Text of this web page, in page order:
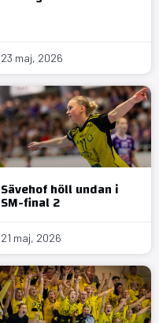
23 maj, 2026
Sävehof höll undan i
SM-final 2
21 maj, 2026